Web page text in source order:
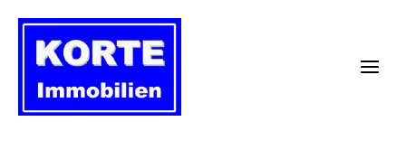
Inhalt
springen